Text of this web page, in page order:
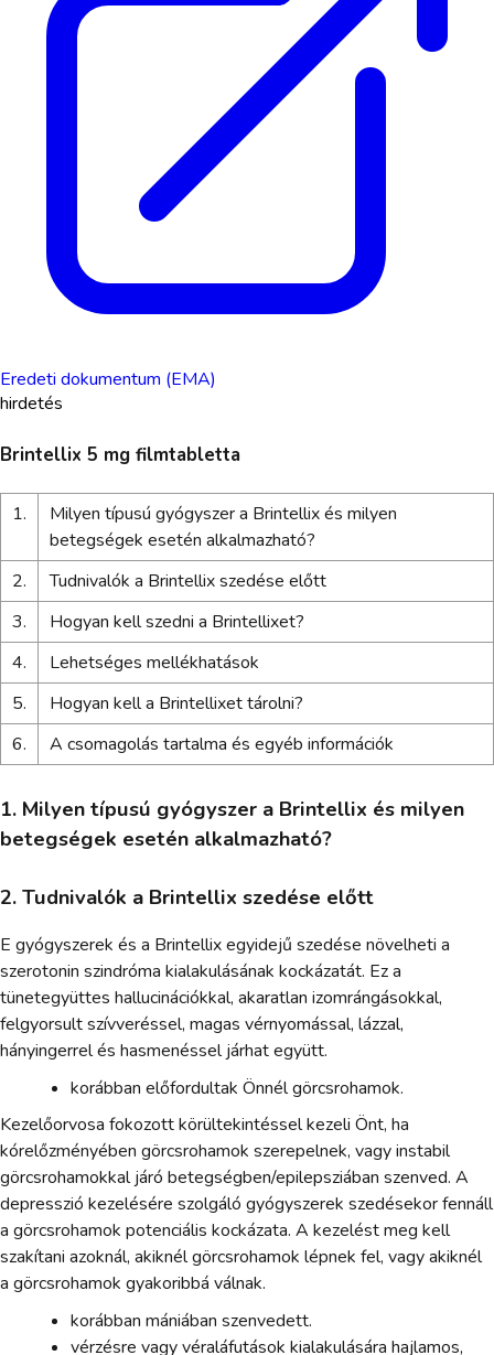
Eredeti dokumentum (EMA)
hirdetés
Brintellix 5 mg filmtabletta
1.
Milyen típusú gyógyszer a Brintellix és milyen
betegségek esetén alkalmazható?
2.
Tudnivalók a Brintellix szedése előtt
3.
Hogyan kell szedni a Brintellixet?
4.
Lehetséges mellékhatások
5.
Hogyan kell a Brintellixet tárolni?
6.
A csomagolás tartalma és egyéb információk
1. Milyen típusú gyógyszer a Brintellix és milyen
betegségek esetén alkalmazható?
2. Tudnivalók a Brintellix szedése előtt
E gyógyszerek és a Brintellix egyidejű szedése növelheti a
szerotonin szindróma kialakulásának kockázatát. Ez a
tünetegyüttes hallucinációkkal, akaratlan izomrángásokkal,
felgyorsult szívveréssel, magas vérnyomással, lázzal,
hányingerrel és hasmenéssel járhat együtt.
korábban előfordultak Önnél görcsrohamok.
Kezelőorvosa fokozott körültekintéssel kezeli Önt, ha
kórelőzményében görcsrohamok szerepelnek, vagy instabil
görcsrohamokkal járó betegségben/epilepsziában szenved. A
depresszió kezelésére szolgáló gyógyszerek szedésekor fennáll
a görcsrohamok potenciális kockázata. A kezelést meg kell
szakítani azoknál, akiknél görcsrohamok lépnek fel, vagy akiknél
a görcsrohamok gyakoribbá válnak.
korábban mániában szenvedett.
vérzésre vagy véraláfutások kialakulására hajlamos,